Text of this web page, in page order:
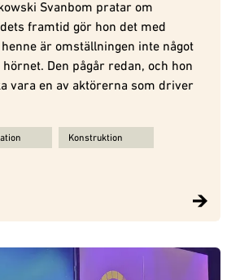
Svanbom pratar om
framtid gör hon det med
är omställningen inte något
Den pågår redan, och hon
vara en av aktörerna som driver
som vill göra branschen modigare :
Konstruktion